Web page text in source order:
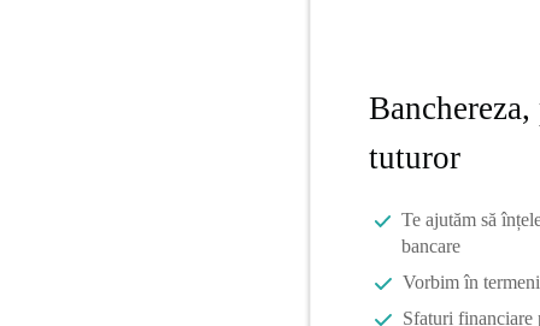
tuturor
Te ajutăm să
bancare
Vorbim în
Sfaturi financiare